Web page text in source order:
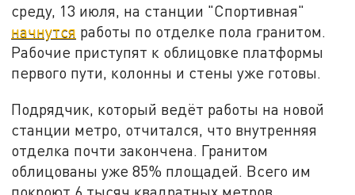
среду, 13 июля, на станции "Спортивная"
начнутся работы по отделке пола гранитом.
Рабочие приступят к облицовке платформы
первого пути, колонны и стены уже готовы.
Подрядчик, который ведёт работы на новой
станции метро, отчитался, что внутренняя
отделка почти закончена. Гранитом
облицованы уже 85% площадей. Всего им
покроют 6 тысяч квадратных метров